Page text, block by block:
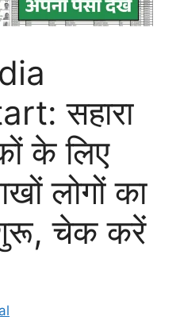
सहारा
के लिए
लोगों का
शुरू, चेक करें